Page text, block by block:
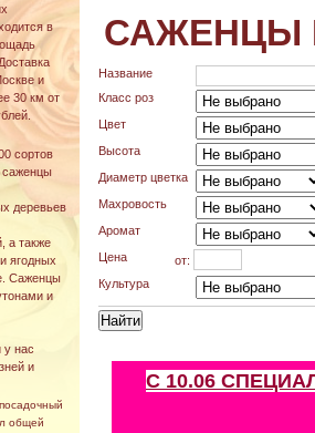
в
и
30 км от
сортов
саженцы
деревьев
а также
ягодных
Саженцы
и
у нас
и
общей
САЖЕНЦЫ
Название
Класс роз
Цвет
Высота
Диаметр цветка
Махровость
Аромат
Цена
от:
Культура
С 10.06